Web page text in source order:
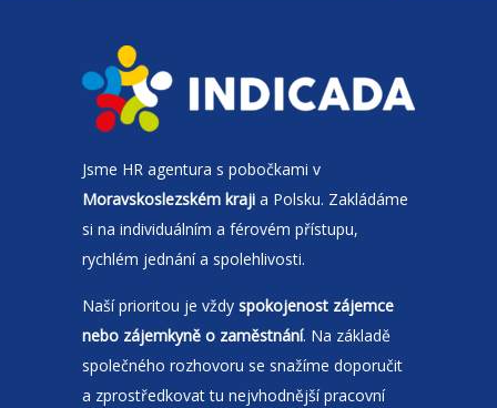
Jsme HR agentura s pobočkami v
Moravskoslezském kraji a Polsku. Zakládáme
si na individuálním a férovém přístupu,
rychlém jednání a spolehlivosti.
Naší prioritou je vždy spokojenost zájemce
nebo zájemkyně o zaměstnání. Na základě
společného rozhovoru se snažíme doporučit
a zprostředkovat tu nejvhodnější pracovní